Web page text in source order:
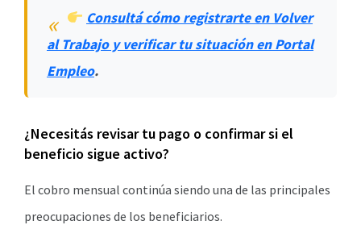
Consultá cómo registrarte en Volver
al Trabajo y verificar tu situación en Portal
Empleo.
¿Necesitás revisar tu pago o confirmar si el
beneficio sigue activo?
El cobro mensual continúa siendo una de las principales
preocupaciones de los beneficiarios.